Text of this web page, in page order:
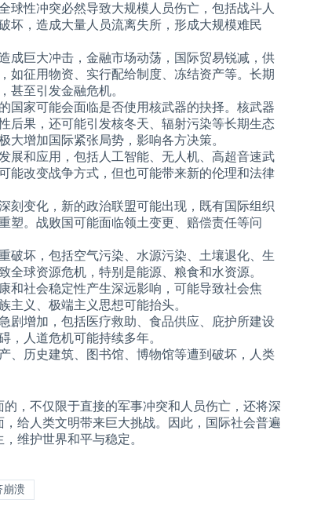
球性冲突必然导致大规模人员伤亡，包括战斗人
坏，造成大量人员流离失所，形成大规模难民
成巨大冲击，金融市场动荡，国际贸易锐减，供
如征用物资、实行配给制度、冻结资产等。长期
甚至引发金融危机。
国家可能会面临是否使用核武器的抉择。核武器
后果，还可能引发核冬天、辐射污染等长期生态
大增加国际紧张局势，影响各方决策。
展和应用，包括人工智能、无人机、高超音速武
能改变战争方式，但也可能带来新的伦理和法律
刻变化，新的政治联盟可能出现，既有国际组织
塑。战败国可能面临领土变更、赔偿责任等问
破坏，包括空气污染、水源污染、土壤退化、生
球资源危机，特别是能源、粮食和水资源。
和社会稳定性产生深远影响，可能导致社会焦
主义、极端主义思想可能抬头。
剧增加，包括医疗救助、食品供应、庇护所建设
，人道危机可能持续多年。
、历史建筑、图书馆、博物馆等遭到破坏，人类
，不仅限于直接的军事冲突和人员伤亡，还将深
给人类文明带来巨大挑战。因此，国际社会普遍
维护世界和平与稳定。
崩溃